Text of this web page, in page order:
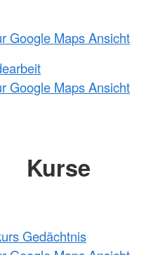
Google Maps Ansicht
Google Maps Ansicht
Kurse
Gedächtnis